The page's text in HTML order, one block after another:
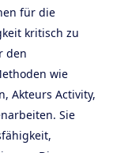
für die
kritisch zu
den
wie
Akteurs Activity,
Sie